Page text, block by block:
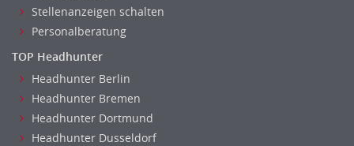
Stellenanzeigen schalten
Personalberatung
TOP Headhunter
Headhunter Berlin
Headhunter Bremen
Headhunter Dortmund
Headhunter Dusseldorf